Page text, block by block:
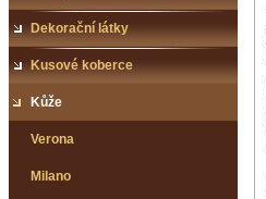
Dekorační látky
Kusové koberce
Kůže
Verona
Milano